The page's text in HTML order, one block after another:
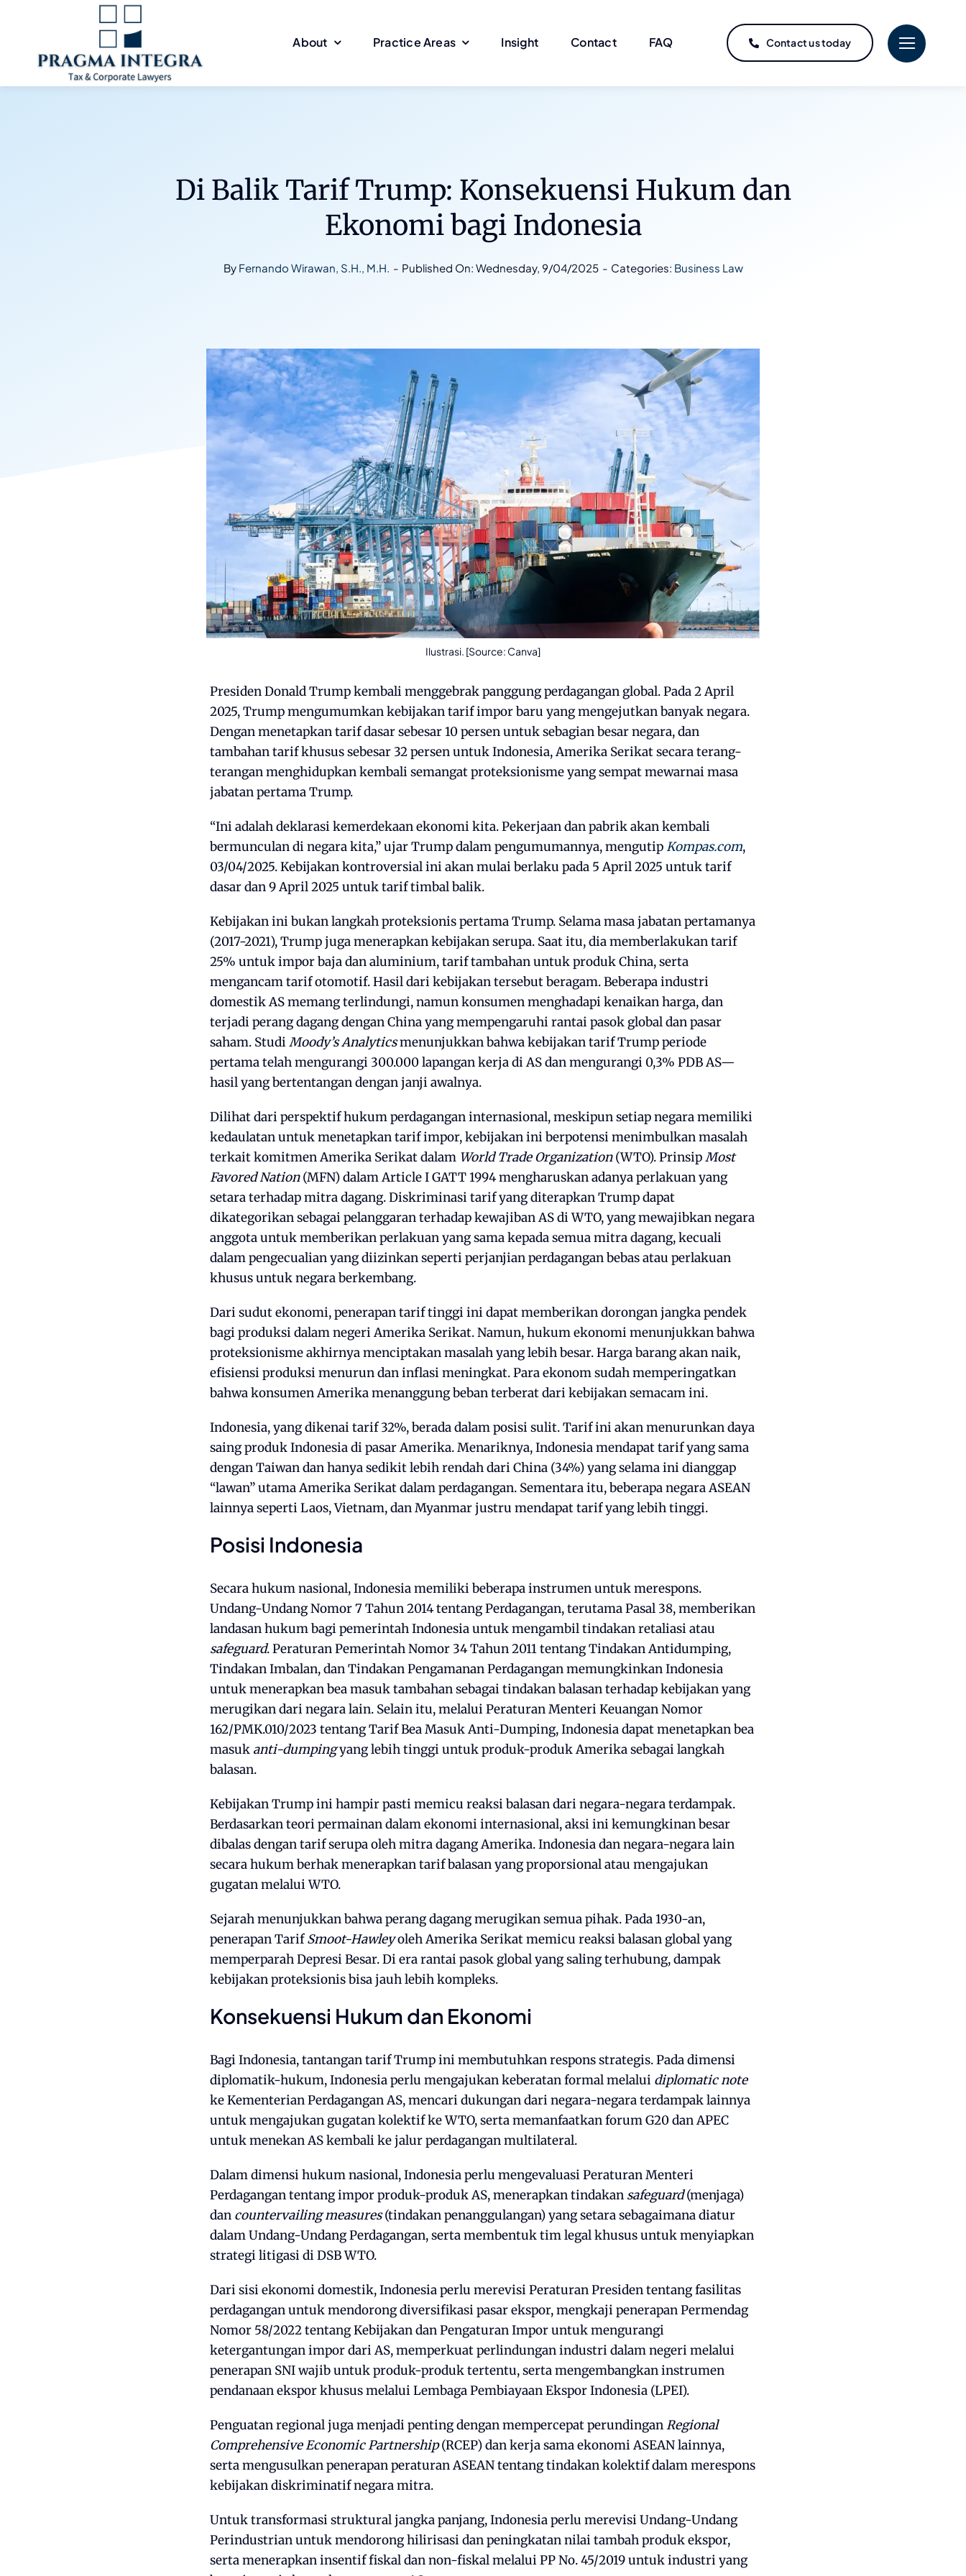
About Practice Areas Insight Contact FAQ Contact us today
Di Balik Tarif Trump: Konsekuensi Hukum dan
Ekonomi bagi Indonesia
By Fernando Wirawan, S.H., M.H. - Published On: Wednesday, 9/04/2025 - Categories: Business Law
Ilustrasi. [Source: Canva]
Presiden Donald Trump kembali menggebrak panggung perdagangan global. Pada 2 April
2025, Trump mengumumkan kebijakan tarif impor baru yang mengejutkan banyak negara.
Dengan menetapkan tarif dasar sebesar 10 persen untuk sebagian besar negara, dan
tambahan tarif khusus sebesar 32 persen untuk Indonesia, Amerika Serikat secara terang-
terangan menghidupkan kembali semangat proteksionisme yang sempat mewarnai masa
jabatan pertama Trump.
“Ini adalah deklarasi kemerdekaan ekonomi kita. Pekerjaan dan pabrik akan kembali
bermunculan di negara kita,” ujar Trump dalam pengumumannya, mengutipKompas.com,
03/04/2025. Kebijakan kontroversial ini akan mulai berlaku pada 5 April 2025 untuk tarif
dasar dan 9 April 2025 untuk tarif timbal balik.
Kebijakan ini bukan langkah proteksionis pertama Trump. Selama masa jabatan pertamanya
(2017-2021), Trump juga menerapkan kebijakan serupa. Saat itu, dia memberlakukan tarif
25% untuk impor baja dan aluminium, tarif tambahan untuk produk China, serta
mengancam tarif otomotif. Hasil dari kebijakan tersebut beragam. Beberapa industri
domestik AS memang terlindungi, namun konsumen menghadapi kenaikan harga, dan
terjadi perang dagang dengan China yang mempengaruhi rantai pasok global dan pasar
saham. Studi Moody’s Analyticsmenunjukkan bahwa kebijakan tarif Trump periode
pertama telah mengurangi 300.000 lapangan kerja di AS dan mengurangi 0,3% PDB AS—
hasil yang bertentangan dengan janji awalnya.
Dilihat dari perspektif hukum perdagangan internasional, meskipun setiap negara memiliki
kedaulatan untuk menetapkan tarif impor, kebijakan ini berpotensi menimbulkan masalah
terkait komitmen Amerika Serikat dalam World Trade Organization(WTO). PrinsipMost
Favored Nation(MFN) dalam Article I GATT 1994 mengharuskan adanya perlakuan yang
setara terhadap mitra dagang. Diskriminasi tarif yang diterapkan Trump dapat
dikategorikan sebagai pelanggaran terhadap kewajiban AS di WTO, yang mewajibkan negara
anggota untuk memberikan perlakuan yang sama kepada semua mitra dagang, kecuali
dalam pengecualian yang diizinkan seperti perjanjian perdagangan bebas atau perlakuan
khusus untuk negara berkembang.
Dari sudut ekonomi, penerapan tarif tinggi ini dapat memberikan dorongan jangka pendek
bagi produksi dalam negeri Amerika Serikat. Namun, hukum ekonomi menunjukkan bahwa
proteksionisme akhirnya menciptakan masalah yang lebih besar. Harga barang akan naik,
efisiensi produksi menurun dan inflasi meningkat. Para ekonom sudah memperingatkan
bahwa konsumen Amerika menanggung beban terberat dari kebijakan semacam ini.
Indonesia, yang dikenai tarif 32%, berada dalam posisi sulit. Tarif ini akan menurunkan daya
saing produk Indonesia di pasar Amerika. Menariknya, Indonesia mendapat tarif yang sama
dengan Taiwan dan hanya sedikit lebih rendah dari China (34%) yang selama ini dianggap
“lawan” utama Amerika Serikat dalam perdagangan. Sementara itu, beberapa negara ASEAN
lainnya seperti Laos, Vietnam, dan Myanmar justru mendapat tarif yang lebih tinggi.
Posisi Indonesia
Secara hukum nasional, Indonesia memiliki beberapa instrumen untuk merespons.
Undang-Undang Nomor 7 Tahun 2014 tentang Perdagangan, terutama Pasal 38, memberikan
landasan hukum bagi pemerintah Indonesia untuk mengambil tindakan retaliasi atau
safeguard. Peraturan Pemerintah Nomor 34 Tahun 2011 tentang Tindakan Antidumping,
Tindakan Imbalan, dan Tindakan Pengamanan Perdagangan memungkinkan Indonesia
untuk menerapkan bea masuk tambahan sebagai tindakan balasan terhadap kebijakan yang
merugikan dari negara lain. Selain itu, melalui Peraturan Menteri Keuangan Nomor
162/PMK.010/2023 tentang Tarif Bea Masuk Anti-Dumping, Indonesia dapat menetapkan bea
masuk anti-dumpingyang lebih tinggi untuk produk-produk Amerika sebagai langkah
balasan.
Kebijakan Trump ini hampir pasti memicu reaksi balasan dari negara-negara terdampak.
Berdasarkan teori permainan dalam ekonomi internasional, aksi ini kemungkinan besar
dibalas dengan tarif serupa oleh mitra dagang Amerika. Indonesia dan negara-negara lain
secara hukum berhak menerapkan tarif balasan yang proporsional atau mengajukan
gugatan melalui WTO.
Sejarah menunjukkan bahwa perang dagang merugikan semua pihak. Pada 1930-an,
penerapan TarifSmoot-Hawleyoleh Amerika Serikat memicu reaksi balasan global yang
memperparah Depresi Besar. Di era rantai pasok global yang saling terhubung, dampak
kebijakan proteksionis bisa jauh lebih kompleks.
Konsekuensi Hukum dan Ekonomi
Bagi Indonesia, tantangan tarif Trump ini membutuhkan respons strategis. Pada dimensi
diplomatik-hukum, Indonesia perlu mengajukan keberatan formal melalui diplomatic note
ke Kementerian Perdagangan AS, mencari dukungan dari negara-negara terdampak lainnya
untuk mengajukan gugatan kolektif ke WTO, serta memanfaatkan forum G20 dan APEC
untuk menekan AS kembali ke jalur perdagangan multilateral.
Dalam dimensi hukum nasional, Indonesia perlu mengevaluasi Peraturan Menteri
Perdagangan tentang impor produk-produk AS, menerapkan tindakan safeguard(menjaga)
dan countervailing measures(tindakan penanggulangan) yang setara sebagaimana diatur
dalam Undang-Undang Perdagangan, serta membentuk tim legal khusus untuk menyiapkan
strategi litigasi di DSB WTO.
Dari sisi ekonomi domestik, Indonesia perlu merevisi Peraturan Presiden tentang fasilitas
perdagangan untuk mendorong diversifikasi pasar ekspor, mengkaji penerapan Permendag
Nomor 58/2022 tentang Kebijakan dan Pengaturan Impor untuk mengurangi
ketergantungan impor dari AS, memperkuat perlindungan industri dalam negeri melalui
penerapan SNI wajib untuk produk-produk tertentu, serta mengembangkan instrumen
pendanaan ekspor khusus melalui Lembaga Pembiayaan Ekspor Indonesia (LPEI).
Penguatan regional juga menjadi penting dengan mempercepat perundinganRegional
Comprehensive Economic Partnership(RCEP) dan kerja sama ekonomi ASEAN lainnya,
serta mengusulkan penerapan peraturan ASEAN tentang tindakan kolektif dalam merespons
kebijakan diskriminatif negara mitra.
Untuk transformasi struktural jangka panjang, Indonesia perlu merevisi Undang-Undang
Perindustrian untuk mendorong hilirisasi dan peningkatan nilai tambah produk ekspor,
serta menerapkan insentif fiskal dan non-fiskal melalui PP No. 45/2019 untuk industri yang